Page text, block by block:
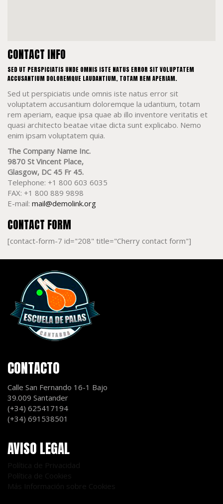
CONTACT INFO
SED UT PERSPICIATIS UNDE OMNIS ISTE NATUS ERROR SIT VOLUPTATEM
ACCUSANTIUM DOLOREMQUE LAUDANTIUM, TOTAM REM APERIAM.
Sed ut perspiciatis unde omnis iste natus error sit
voluptatem accusantium doloremque la udantium, totam
rem aperiam, eaque ipsa quae ab illo inventore veritatis et
quasi architecto beatae vitae dicta sunt explicabo. Nemo
enim ipsam voluptatem quia.
The Company Name Inc.
9870 St Vincent Place,
Glasgow, DC 45 Fr 45.
Telephone: +1 800 603 6035
FAX: +1 800 889 9898
E-mail: mail@demolink.org
CONTACT FORM
[contact-form-7 id="208" title="Cherry contact form"]
CONTACTO
Calle San Fernando 16-1 Bajo
39.009 Santander
(+34) 625417194
(+34) 691538501
AVISO LEGAL